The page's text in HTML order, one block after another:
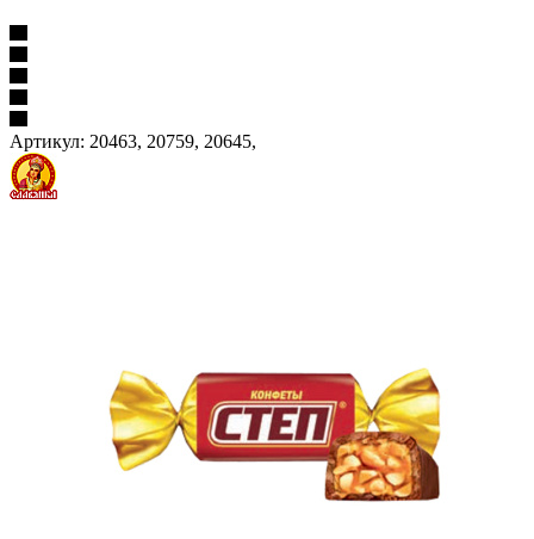
Артикул: 20463, 20759, 20645,